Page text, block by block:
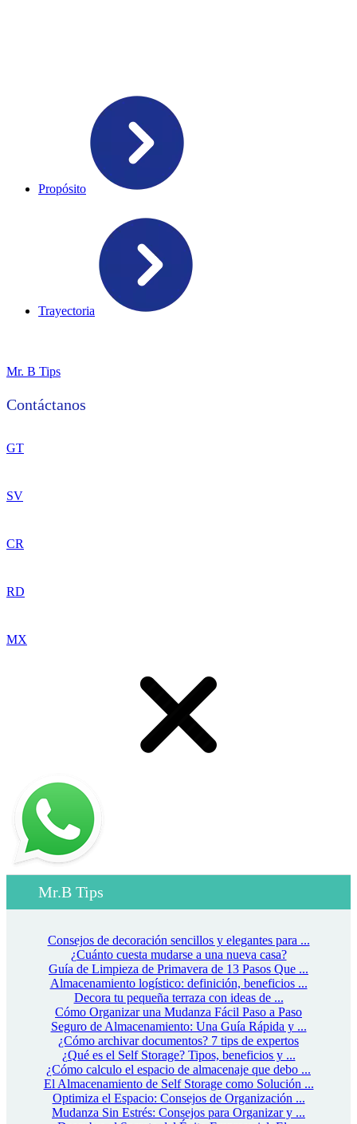
Propósito
Trayectoria
Mr. B Tips
Contáctanos
GT
SV
CR
RD
MX
Mr.B Tips
Consejos de decoración sencillos y elegantes para ...
¿Cuánto cuesta mudarse a una nueva casa?
Guía de Limpieza de Primavera de 13 Pasos Que ...
Almacenamiento logístico: definición, beneficios ...
Decora tu pequeña terraza con ideas de ...
Cómo Organizar una Mudanza Fácil Paso a Paso
Seguro de Almacenamiento: Una Guía Rápida y ...
¿Cómo archivar documentos? 7 tips de expertos
¿Qué es el Self Storage? Tipos, beneficios y ...
¿Cómo calculo el espacio de almacenaje que debo ...
El Almacenamiento de Self Storage como Solución ...
Optimiza el Espacio: Consejos de Organización ...
Mudanza Sin Estrés: Consejos para Organizar y ...